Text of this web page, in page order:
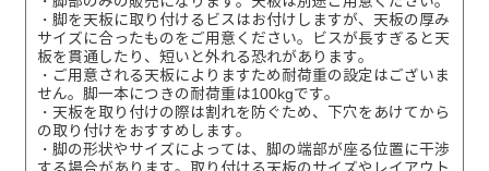
・脚を天板に取り付けるビスはお付けしますが、天板の厚み
サイズに合ったものをご用意ください。ビスが長すぎると天
板を貫通したり、短いと外れる恐れがあります。
・ご用意される天板によりますため耐荷重の設定はございま
せん。脚一本につきの耐荷重は100kgです。
・天板を取り付けの際は割れを防ぐため、下穴をあけてから
の取り付けをおすすめします。
・脚の形状やサイズによっては、脚の端部が座る位置に干渉